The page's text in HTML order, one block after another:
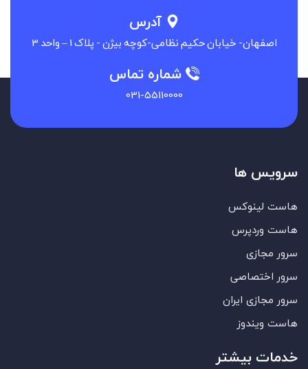
آدرس
اصفهان- خیابان حکیم نظامی-کوچه بیژن - پلاک 1 – واحد 3
شماره تماس
031-55110000
سرویس ها
هاست لینوکس
هاست وردپرس
سرور مجازی
سرور اختصاصی
سرور مجازی ایران
هاست ویندوز
خدمات بیشتر